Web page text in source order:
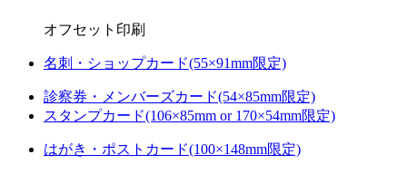
オフセット印刷
名刺・ショップカード(55×91mm限定)
診察券・メンバーズカード(54×85mm限定)
スタンプカード(106×85mm or 170×54mm限定)
はがき・ポストカード(100×148mm限定)